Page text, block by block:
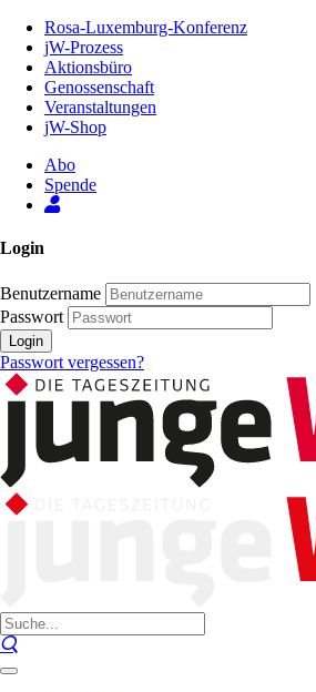
Inhalt
Seite
Rosa-Luxemburg-Konferenz
jW-Prozess
Aktionsbüro
Genossenschaft
Veranstaltungen
jW-Shop
Abo
Spende
Login
Benutzername
Passwort
Login
Passwort vergessen?